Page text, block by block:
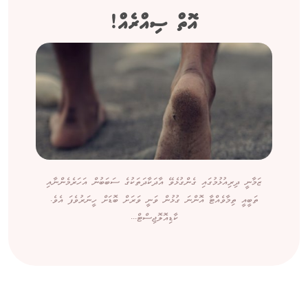
އޮތް ސިއްރެއް!
ޒަމާނީ ދިރިއުޅުމުގައި ގެންގުޅެވޭ އާދަކާދަތަކުގެ ސަބަބުން އަހަރެމެންނާއި
ތަބީއީ ތިމާވެއްޓާ އޮންނަ ގުޅުން ވަނީ ވަރަށް ބޮޑަށް ހީނަރުވެފަ އެވެ.
ކާޑިއޮލޮޖިސްޓް...